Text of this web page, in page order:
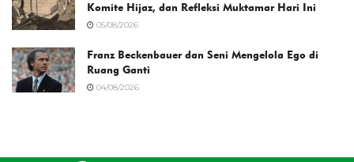
Komite Hijaz, dan Refleksi Muktamar Hari Ini
05/08/2026
Franz Beckenbauer dan Seni Mengelola Ego di
Ruang Ganti
04/08/2026